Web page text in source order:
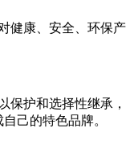
健康、安全、环保产
保护和选择性继承，
己的特色品牌。